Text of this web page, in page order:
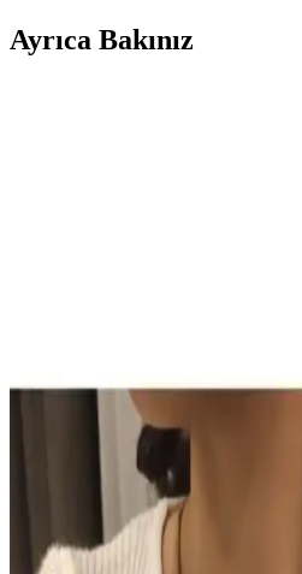
Ayrıca Bakınız
Sun Brown Carrot Butter
cilde sağlıklı bronzluk kazandırır,
uzun süre kalıcı sonuçlar sağlar.
TUTUYA TEXTIL Hep
Renkli Lif Seti Detaylı
Alanları